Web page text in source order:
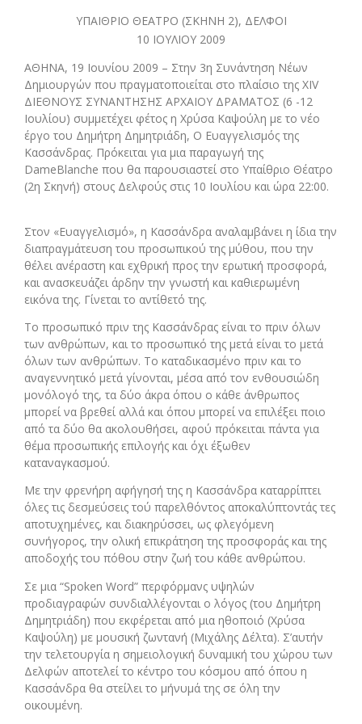
ΥΠΑΙΘΡΙΟ ΘΕΑΤΡΟ (ΣΚΗΝΗ 2), ΔΕΛΦΟΙ
10 ΙΟΥΛΙΟΥ 2009
ΑΘΗΝΑ, 19 Ιουνίου 2009 – Στην 3η Συνάντηση Νέων
Δημιουργών που πραγματοποιείται στο πλαίσιο της XIV
ΔΙΕΘΝΟΥΣ ΣΥΝΑΝΤΗΣΗΣ ΑΡΧΑΙΟΥ ΔΡΑΜΑΤΟΣ (6 -12
Ιουλίου) συμμετέχει φέτος η Χρύσα Καψούλη με το νέο
έργο του Δημήτρη Δημητριάδη, Ο Ευαγγελισμός της
Κασσάνδρας. Πρόκειται για μια παραγωγή της
DameBlanche που θα παρουσιαστεί στο Υπαίθριο Θέατρο
(2η Σκηνή) στους Δελφούς στις 10 Ιουλίου και ώρα 22:00.
Στον «Ευαγγελισμό», η Κασσάνδρα αναλαμβάνει η ίδια την
διαπραγμάτευση του προσωπικού της μύθου, που την
θέλει ανέραστη και εχθρική προς την ερωτική προσφορά,
και ανασκευάζει άρδην την γνωστή και καθιερωμένη
εικόνα της. Γίνεται το αντίθετό της.
Το προσωπικό πριν της Κασσάνδρας είναι το πριν όλων
των ανθρώπων, και το προσωπικό της μετά είναι το μετά
όλων των ανθρώπων. Το καταδικασμένο πριν και το
αναγεννητικό μετά γίνονται, μέσα από τον ενθουσιώδη
μονόλογό της, τα δύο άκρα όπου ο κάθε άνθρωπος
μπορεί να βρεθεί αλλά και όπου μπορεί να επιλέξει ποιο
από τα δύο θα ακολουθήσει, αφού πρόκειται πάντα για
θέμα προσωπικής επιλογής και όχι έξωθεν
καταναγκασμού.
Με την φρενήρη αφήγησή της η Κασσάνδρα καταρρίπτει
όλες τις δεσμεύσεις τού παρελθόντος αποκαλύπτοντάς τες
αποτυχημένες, και διακηρύσσει, ως φλεγόμενη
συνήγορος, την ολική επικράτηση της προσφοράς και της
αποδοχής του πόθου στην ζωή του κάθε ανθρώπου.
Σε μια “Spoken Word” περφόρμανς υψηλών
προδιαγραφών συνδιαλλέγονται ο λόγος (του Δημήτρη
Δημητριάδη) που εκφέρεται από μια ηθοποιό (Χρύσα
Καψούλη) με μουσική ζωντανή (Μιχάλης Δέλτα). Σ’αυτήν
την τελετουργία η σημειολογική δυναμική του χώρου των
Δελφών αποτελεί το κέντρο του κόσμου από όπου η
Κασσάνδρα θα στείλει το μήνυμά της σε όλη την
οικουμένη.